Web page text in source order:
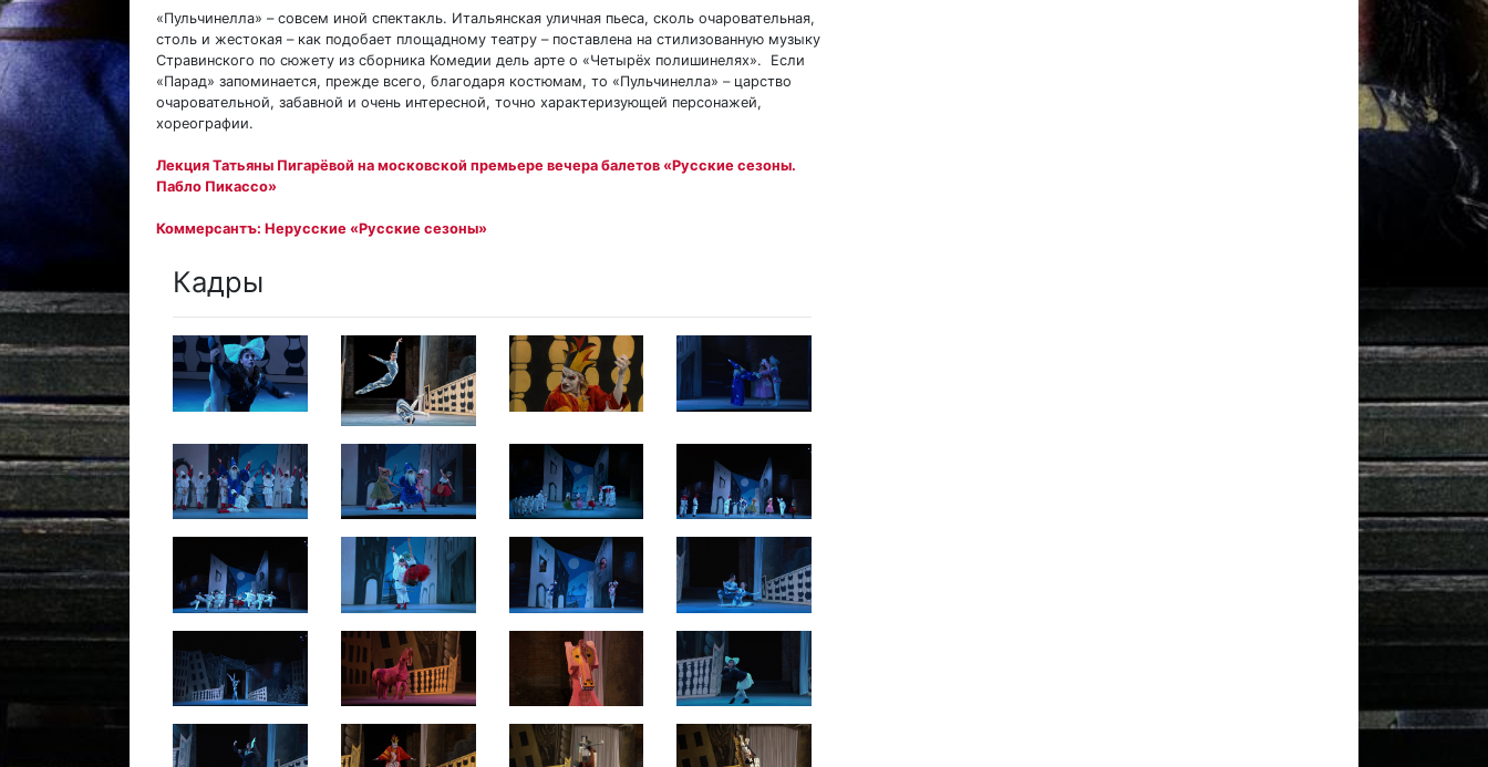
«Пульчинелла» – совсем иной спектакль. Итальянская уличная пьеса, сколь очаровательная,
столь и жестокая – как подобает площадному театру – поставлена на стилизованную музыку
Стравинского по сюжету из сборника Комедии дель арте о «Четырёх полишинелях». Если
«Парад» запоминается, прежде всего, благодаря костюмам, то «Пульчинелла» – царство
очаровательной, забавной и очень интересной, точно характеризующей персонажей,
хореографии.
Лекция Татьяны Пигарёвой на московской премьере вечера балетов «Русские сезоны.
Пабло Пикассо»
Коммерсантъ: Нерусские «Русские сезоны»
Кадры